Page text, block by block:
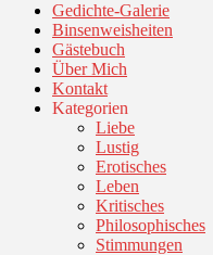
Gedichte-Galerie
Binsenweisheiten
Gästebuch
Über Mich
Kontakt
Kategorien
Liebe
Lustig
Erotisches
Leben
Kritisches
Philosophisches
Stimmungen